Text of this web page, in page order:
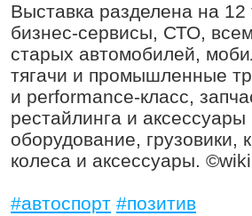
Выставка разделена на
бизнес-сервисы, СТО,
старых автомобилей,
тягачи и промышленные
и performance-класс,
рестайлинга и
оборудование, грузовики,
колеса и аксессуары.
#автоспорт #позитив